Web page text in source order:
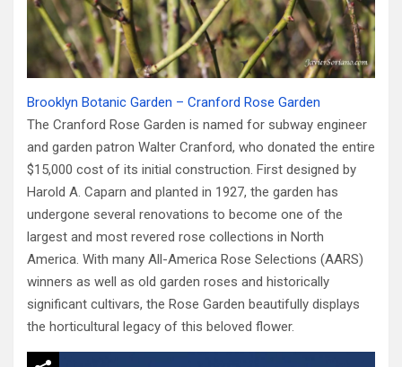
Brooklyn Botanic Garden – Cranford Rose Garden
The Cranford Rose Garden is named for subway engineer
and garden patron Walter Cranford, who donated the entire
$15,000 cost of its initial construction. First designed by
Harold A. Caparn and planted in 1927, the garden has
undergone several renovations to become one of the
largest and most revered rose collections in North
America. With many All-America Rose Selections (AARS)
winners as well as old garden roses and historically
significant cultivars, the Rose Garden beautifully displays
the horticultural legacy of this beloved flower.